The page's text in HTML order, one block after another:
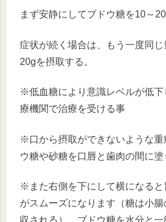
まず安静にしてブドウ糖を10～20
症状が続く場合は、もう一度同じ
20gを摂取する。
※低血糖により意識レベルが低下
療機関で治療を受ける事
※口から摂取ができないような重
ウ糖や砂糖を口唇と歯肉の間に塗
※また右側を下にして横になると
がスムーズになります（糖は小
収される）、ブドウ糖を水分と